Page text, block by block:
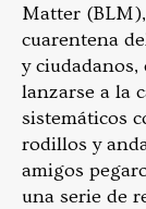
Matter
cuarentena
y
lanzarse a la
sistemáticos
rodillos y
amigos
una serie de